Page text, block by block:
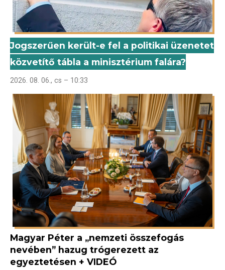
Jogszerűen került-e fel a politikai üzenetet
közvetítő tábla a minisztérium falára?
2026. 08. 06., cs – 10:33
Magyar Péter a „nemzeti összefogás
nevében” hazug trógerezett az
egyeztetésen + VIDEÓ